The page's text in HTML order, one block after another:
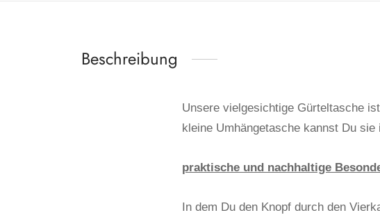
Beschreibung
Unsere vielgesichtige Gürteltasche
kleine Umhängetasche kannst Du
praktische und nachhaltige
In dem Du den Knopf durch den